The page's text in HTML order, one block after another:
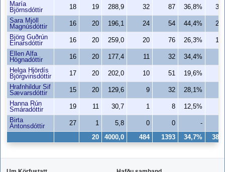
María
Björnsdóttir
18 19 288,9 32 87 36,8%
30
Sara Mjöll
Magnúsdóttir
16 20 196,1 24 54 44,4%
21
Björg Guðrún
Einarsdóttir
16 20 259,0 20 76 26,3%
14
Ellen Alfa
Högnadóttir
16 20 177,4 11 32 34,4%
Helga Hjördís
Björgvinsdóttir
17 20 202,0 10 51 19,6%
Hrafnhildur Sif
Sævarsdóttir
15 20 129,6 9 32 28,1%
Hanna Rún
Smáradóttir
19 11 30,7 1 8 12,5%
Birta
Antonsdóttir
27 1 5,8 0 0 -
20 4000,0 484 1393 34,7% 389